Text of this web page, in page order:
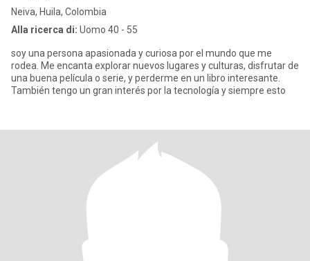
Neiva, Huila, Colombia
Alla ricerca di: Uomo 40 - 55
soy una persona apasionada y curiosa por el mundo que me
rodea. Me encanta explorar nuevos lugares y culturas, disfrutar de
una buena película o serie, y perderme en un libro interesante.
También tengo un gran interés por la tecnología y siempre esto